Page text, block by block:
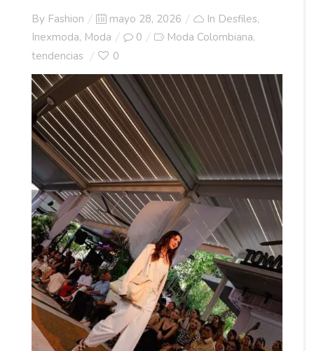
By Fashion
Posted
on
mayo 28, 2026 In Desfiles,
Inexmoda, Moda 0 Moda Colombiana,
tendencias 0